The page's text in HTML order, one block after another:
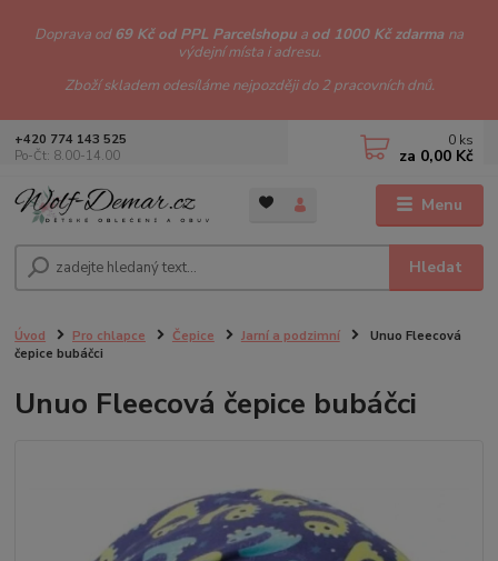
Doprava od69 Kč od PPL Parcelshopu a od 1000 Kč zdarma na
výdejní místa i adresu.
Zboží skladem odesíláme nejpozději do 2 pracovních dnů.
Menu
Hledat
+420 774 143 525
Po-Čt: 8.00-14.00
0 ks
za 0,00 Kč
Úvod Pro chlapce Čepice Jarní a podzimní
Unuo Fleecová
čepice bubáčci
Unuo Fleecová čepice bubáčci